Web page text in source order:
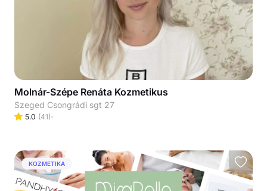
Molnár-Szépe Renáta Kozmetikus
Szeged Csongrádi sgt 27
5.0 (41)
KOZMETIKA